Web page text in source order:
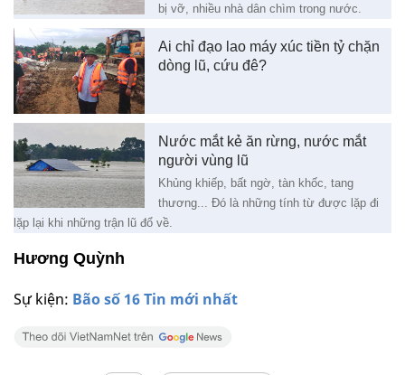
Sự kiện: Bão số 16 Tin mới nhất
bị vỡ, nhiều nhà dân chìm trong nước.
Ai chỉ đạo lao máy xúc tiền tỷ chặn
dòng lũ, cứu đê?
Nước mắt kẻ ăn rừng, nước mắt
người vùng lũ
Khủng khiếp, bất ngờ, tàn khốc, tang
thương... Đó là những tính từ được lặp đi
lặp lại khi những trận lũ đổ về.
Hương Quỳnh